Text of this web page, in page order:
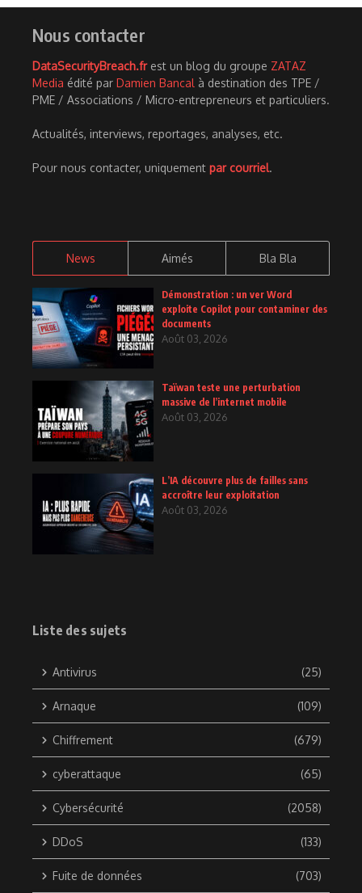
Nous contacter
DataSecurityBreach.frest un blog du groupe ZATAZ
Media édité par Damien Bancal à destination des TPE /
PME / Associations / Micro-entrepreneurs et particuliers.
Actualités, interviews, reportages, analyses, etc.
Pour nous contacter, uniquement par courriel.
News Aimés Bla Bla
Démonstration : un ver Word
exploite Copilot pour contaminer des
documents
Août 03, 2026
Taïwan teste une perturbation
massive de l’internet mobile
Août 03, 2026
L’IA découvre plus de failles sans
accroître leur exploitation
Août 03, 2026
Liste des sujets
Antivirus (25)
Arnaque (109)
Chiffrement (679)
cyberattaque (65)
Cybersécurité (2058)
DDoS (133)
Fuite de données (703)